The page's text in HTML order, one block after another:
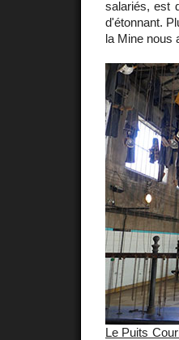
salariés, est
d'étonnant.
la Mine nous
Le Puits